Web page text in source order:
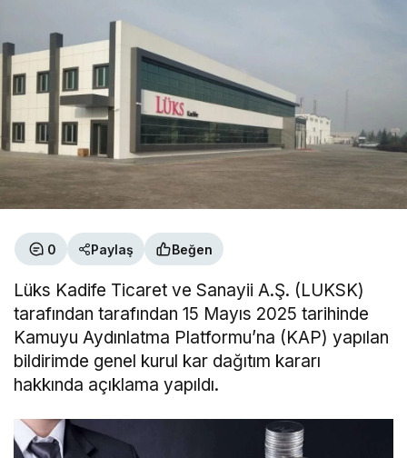
0 Paylaş Beğen
Lüks Kadife Ticaret ve Sanayii A.Ş. (LUKSK)
tarafından tarafından 15 Mayıs 2025 tarihinde
Kamuyu Aydınlatma Platformu’na (KAP) yapılan
bildirimde genel kurul kar dağıtım kararı
hakkında açıklama yapıldı.